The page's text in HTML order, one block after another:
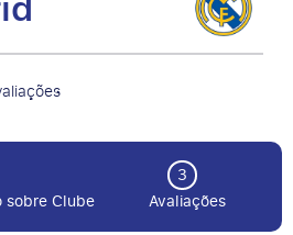
sobre Clube
3
Avaliações